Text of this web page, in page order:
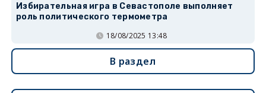
Избирательная игра в Севастополе выполняет
роль политического термометра
18/08/2025 13:48
В раздел